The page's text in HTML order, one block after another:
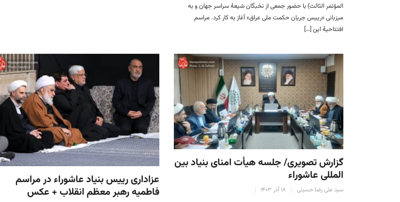
المؤتمر الثالث) با حضور جمعی از نخبگان شیعهٔ سراسر جهان و به
میزبانی «رییس جریان حکمت ملی عراق» آغاز به کار کرد. مراسم
افتتاحیهٔ این […]
گزارش تصویری/ جلسه هیأت امنای بنیاد بین
المللی عاشوراء
سید علی رضا حسینی ۱۸ آذر ۱۴۰۳
عزاداری رییس بنیاد عاشوراء در مراسم
فاطمیه رهبر معظم انقلاب + عکس